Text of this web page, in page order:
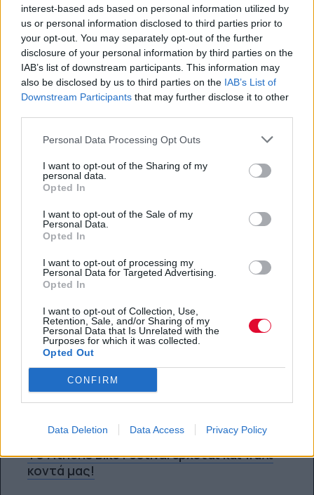
interest-based ads based on personal information utilized by
us or personal information disclosed to third parties prior to
your opt-out. You may separately opt-out of the further
disclosure of your personal information by third parties on the
IAB’s list of downstream participants. This information may
also be disclosed by us to third parties on the IAB’s List of
Downstream Participants that may further disclose it to other
Personal Data Processing Opt Outs
I want to opt-out of the Sharing of my
personal data.
Opted In
I want to opt-out of the Sale of my
Personal Data.
Opted In
I want to opt-out of processing my
Personal Data for Targeted Advertising.
Opted In
I want to opt-out of Collection, Use,
Retention, Sale, and/or Sharing of my
Personal Data that Is Unrelated with the
Purposes for which it was collected.
Opted Out
CONFIRM
Data Deletion Data Access Privacy Policy
0 SHARE
facebook messenger
twitter
whatsapp
email
Ακολούθησε το platform.gr στο Google News και μάθε
πρώτος όλα τα τελευταία trends
ΔΙΑΒΆΣΤΕ ΕΠΊΣΗΣ
Το Athens Bike Festival έρχεται και πάλι
κοντά μας!